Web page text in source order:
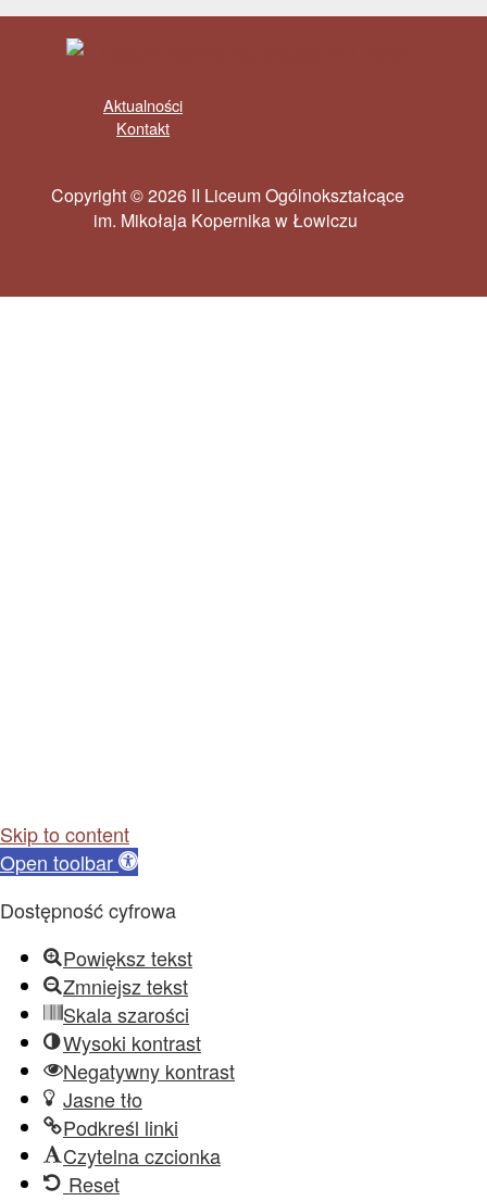
Aktualności
Kontakt
Copyright © 2026 II Liceum Ogólnokształcące
im. Mikołaja Kopernika w Łowiczu
Skip to content
Open toolbar
Dostępność cyfrowa
Powiększ tekst
Zmniejsz tekst
Skala szarości
Wysoki kontrast
Negatywny kontrast
Jasne tło
Podkreśl linki
Czytelna czcionka
Reset